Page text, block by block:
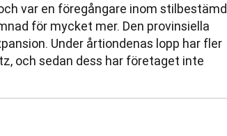
var en föregångare inom stilbestämd
för mycket mer. Den provinsiella
Under årtiondenas lopp har fler
och sedan dess har företaget inte